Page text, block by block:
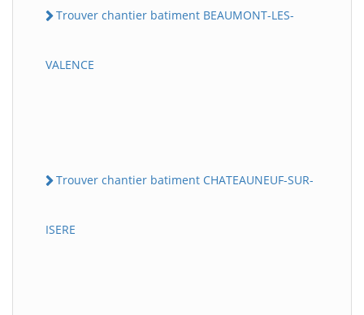
Trouver chantier batiment BEAUMONT-LES-
VALENCE
Trouver chantier batiment CHATEAUNEUF-SUR-
ISERE